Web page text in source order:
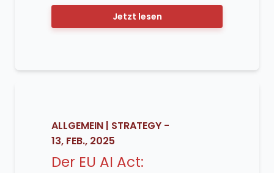
Jetzt lesen
ALLGEMEIN| STRATEGY-
13, FEB., 2025
Der EU AI Act: